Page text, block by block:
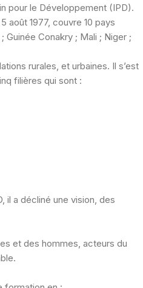
pour le Développement (IPD).
août 1977, couvre 10 pays
Guinée Conakry ; Mali ; Niger ;
rurales, et urbaines. Il s’est
filières qui sont :
il a décliné une vision, des
et des hommes, acteurs du